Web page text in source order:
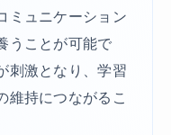
ミュニケーション
うことが可能で
刺激となり、学習
維持につながるこ